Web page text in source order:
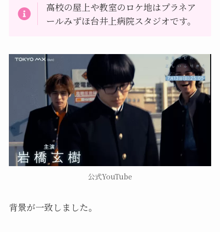
高校の屋上や教室のロケ地はプラネア
ールみずほ台井上病院スタジオです。
公式YouTube
背景が一致しました。